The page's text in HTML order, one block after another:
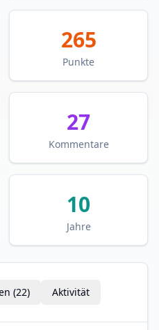
265
Punkte
27
Kommentare
10
Jahre
(22) Aktivität